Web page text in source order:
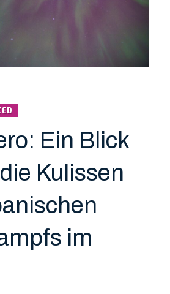
Ein Blick
Kulissen
im